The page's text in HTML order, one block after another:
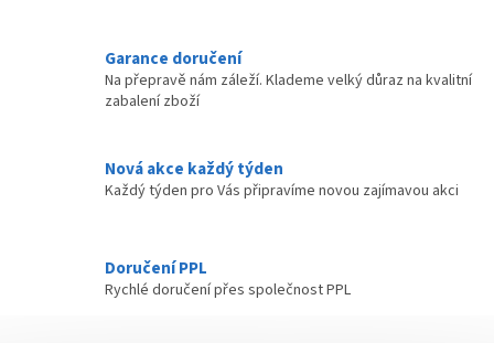
Garance doručení
Na přepravě nám záleží. Klademe velký důraz na kvalitní
zabalení zboží
Nová akce každý týden
Každý týden pro Vás připravíme novou zajímavou akci
Doručení PPL
Rychlé doručení přes společnost PPL